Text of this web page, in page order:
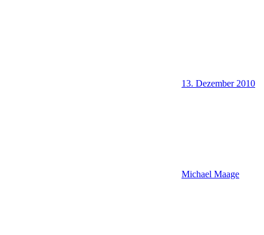
13. Dezember 2010
Michael Maage